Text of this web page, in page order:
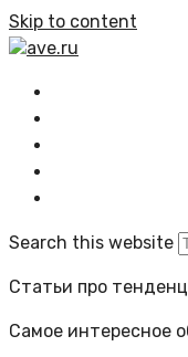
Skip to content
ave.ru
Search this website
Статьи про
Самое интересное